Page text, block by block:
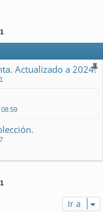
1
Actualizado a 2024.
08:59
1
Ir a